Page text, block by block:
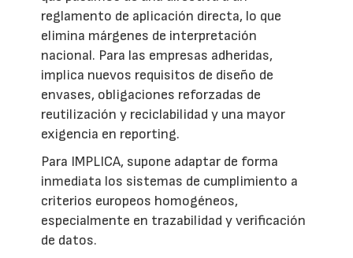
reglamento de aplicación directa, lo que
elimina márgenes de interpretación
nacional. Para las empresas adheridas,
implica nuevos requisitos de diseño de
envases, obligaciones reforzadas de
reutilización y reciclabilidad y una mayor
exigencia en reporting.
Para IMPLICA, supone adaptar de forma
inmediata los sistemas de cumplimiento a
criterios europeos homogéneos,
especialmente en trazabilidad y verificación
de datos.